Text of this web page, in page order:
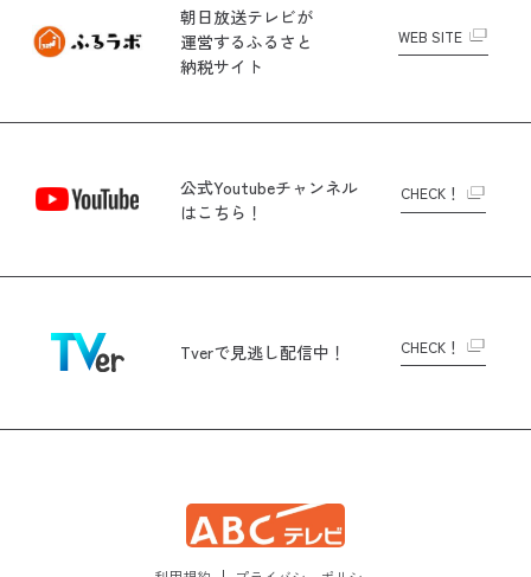
朝日放送テレビが
運営するふるさと
納税サイト
WEB SITE
公式Youtubeチャンネル
はこちら！
CHECK！
Tverで見逃し配信中！ CHECK！